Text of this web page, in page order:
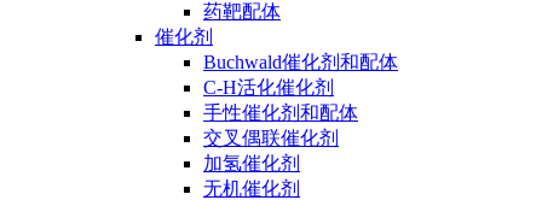
药靶配体
催化剂
Buchwald催化剂和配体
C-H活化催化剂
手性催化剂和配体
交叉偶联催化剂
加氢催化剂
无机催化剂